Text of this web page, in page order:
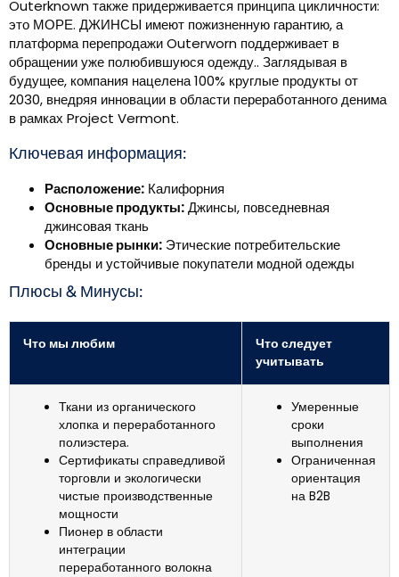
Outerknown также придерживается принципа цикличности:
это МОРЕ. ДЖИНСЫ имеют пожизненную гарантию, а
платформа перепродажи Outerworn поддерживает в
обращении уже полюбившуюся одежду.. Заглядывая в
будущее, компания нацелена 100% круглые продукты от
2030, внедряя инновации в области переработанного денима
в рамках Project Vermont.
Ключевая информация:
Расположение: Калифорния
Основные продукты:Джинсы, повседневная
джинсовая ткань
Основные рынки: Этические потребительские
бренды и устойчивые покупатели модной одежды
Плюсы & Минусы:
Что мы любим
Что следует
учитывать
Ткани из органического
хлопка и переработанного
полиэстера.
Сертификаты справедливой
торговли и экологически
чистые производственные
мощности
Пионер в области
интеграции
переработанного волокна
Умеренные
сроки
выполнения
Ограниченная
ориентация
на B2B